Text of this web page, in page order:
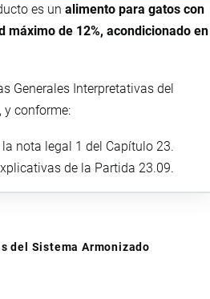
es un alimento para gatos con
máximo de 12%, acondicionado en
Generales Interpretativas del
y conforme:
nota legal 1 del Capítulo 23.
de la Partida 23.09.
del Sistema Armonizado